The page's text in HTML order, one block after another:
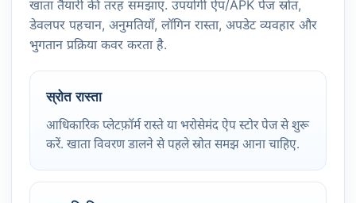
खाता तैयारी की तरह समझाए. उपयोगी ऐप/APK पेज स्रोत,
डेवलपर पहचान, अनुमतियाँ, लॉगिन रास्ता, अपडेट व्यवहार और
भुगतान प्रक्रिया कवर करता है.
स्रोत रास्ता
आधिकारिक प्लेटफ़ॉर्म रास्ते या भरोसेमंद ऐप स्टोर पेज से शुरू
करें. खाता विवरण डालने से पहले स्रोत समझ आना चाहिए.